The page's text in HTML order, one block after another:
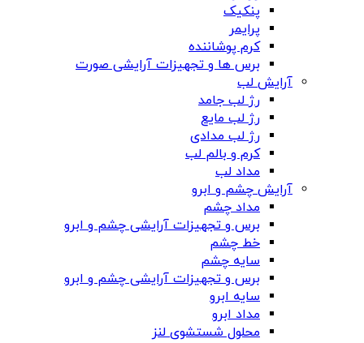
پنکیک
پرایمر
کرم پوشاننده
برس ها و تجهیزات آرایشی صورت
آرایش لب
رژ لب جامد
رژ لب مایع
رژ لب مدادی
کرم و بالم لب
مداد لب
آرایش چشم و ابرو
مداد چشم
برس و تجهیزات آرایشی چشم و ابرو
خط چشم
سایه چشم
برس و تجهیزات آرایشی چشم و ابرو
سایه ابرو
مداد ابرو
محلول شستشوی لنز